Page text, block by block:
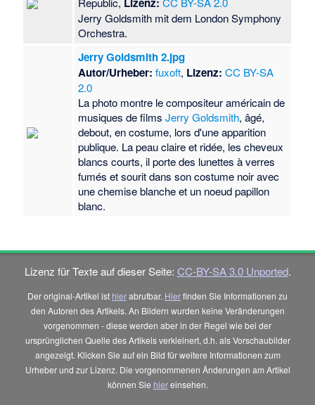
Jerry Goldsmith mit dem London Symphony
Orchestra.
Jerry Goldsmith 2.jpg
Autor/Urheber: fuxoft, Lizenz: CC BY-SA
2.0
La photo montre le compositeur américain de
musiques de filmsJerry Goldsmith, âgé,
debout, en costume, lors d'une apparition
publique. La peau claire et ridée, les cheveux
blancs courts, il porte des lunettes à verres
fumés et sourit dans son costume noir avec
une chemise blanche et un noeud papillon
blanc.
Lizenz für Texte auf dieser Seite: CC-BY-SA 3.0 Unported.
Der original-Artikel ist hierabrufbar. Hierfinden Sie Informationen zu
den Autoren des Artikels. An Bildern wurden keine Veränderungen
vorgenommen - diese werden aber in der Regel wie bei der
ursprünglichen Quelle des Artikels verkleinert, d.h. als Vorschaubilder
angezeigt. Klicken Sie auf ein Bild für weitere Informationen zum
Urheber und zur Lizenz. Die vorgenommenen Änderungen am Artikel
können Sie hiereinsehen.